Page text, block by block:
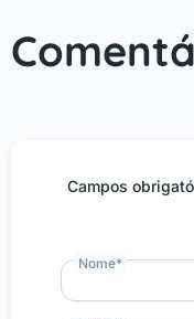
Campos
Nome*